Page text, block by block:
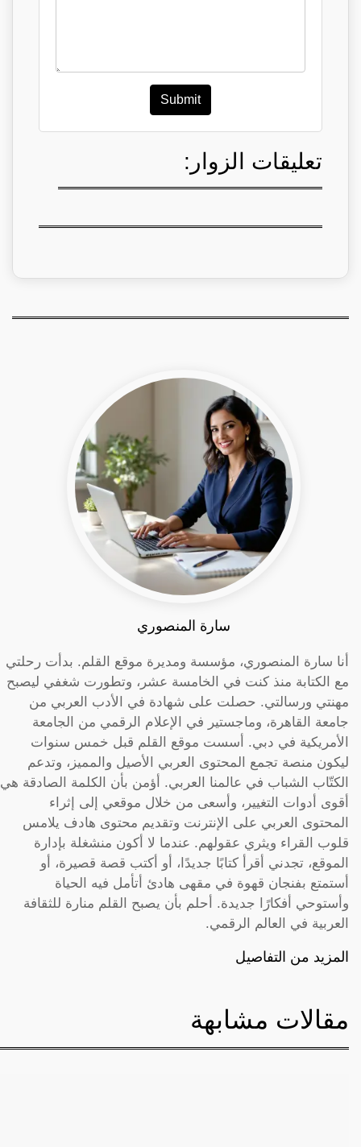
Submit
تعليقات الزوار:
سارة المنصوري
أنا سارة المنصوري، مؤسسة ومديرة موقع القلم. بدأت رحلتي
مع الكتابة منذ كنت في الخامسة عشر، وتطورت شغفي ليصبح
مهنتي ورسالتي. حصلت على شهادة في الأدب العربي من
جامعة القاهرة، وماجستير في الإعلام الرقمي من الجامعة
الأمريكية في دبي. أسست موقع القلم قبل خمس سنوات
ليكون منصة تجمع المحتوى العربي الأصيل والمميز، وتدعم
الكتّاب الشباب في عالمنا العربي. أؤمن بأن الكلمة الصادقة هي
أقوى أدوات التغيير، وأسعى من خلال موقعي إلى إثراء
المحتوى العربي على الإنترنت وتقديم محتوى هادف يلامس
قلوب القراء ويثري عقولهم. عندما لا أكون منشغلة بإدارة
الموقع، تجدني أقرأ كتابًا جديدًا، أو أكتب قصة قصيرة، أو
أستمتع بفنجان قهوة في مقهى هادئ أتأمل فيه الحياة
وأستوحي أفكارًا جديدة. أحلم بأن يصبح القلم منارة للثقافة
العربية في العالم الرقمي.
المزيد من التفاصيل
مقالات مشابهة